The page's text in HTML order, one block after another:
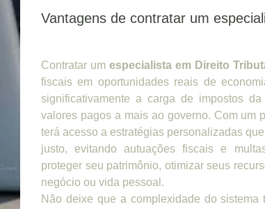
Vantagens de contratar um
Contratar um especialista em Direito
fiscais em oportunidades reais de
significativamente a carga de impostos
valores pagos a mais ao governo. Com um
terá acesso a estratégias personalizadas
justo, evitando autuações fiscais e
proteger seu patrimônio, otimizar seus
negócio ou vida pessoal.
Não deixe que a complexidade do